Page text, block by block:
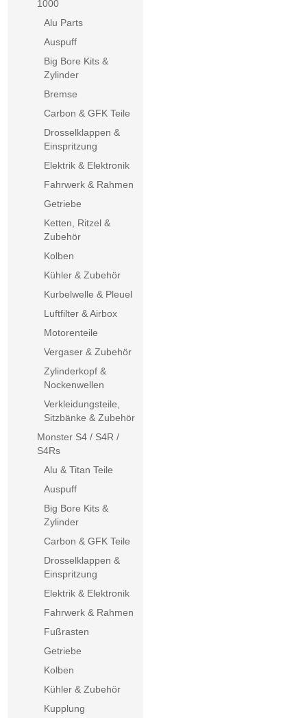
1000
Alu Parts
Auspuff
Big Bore Kits &
Zylinder
Bremse
Carbon & GFK Teile
Drosselklappen &
Einspritzung
Elektrik & Elektronik
Fahrwerk & Rahmen
Getriebe
Ketten, Ritzel &
Zubehör
Kolben
Kühler & Zubehör
Kurbelwelle & Pleuel
Luftfilter & Airbox
Motorenteile
Vergaser & Zubehör
Zylinderkopf &
Nockenwellen
Verkleidungsteile,
Sitzbänke & Zubehör
Monster S4 / S4R /
S4Rs
Alu & Titan Teile
Auspuff
Big Bore Kits &
Zylinder
Carbon & GFK Teile
Drosselklappen &
Einspritzung
Elektrik & Elektronik
Fahrwerk & Rahmen
Fußrasten
Getriebe
Kolben
Kühler & Zubehör
Kupplung